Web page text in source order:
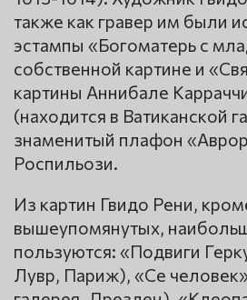
также как гравер им были
эстампы «Богоматерь с
собственной картине и
картины Аннибале
(находится в Ватиканской
знаменитый плафон
Роспильози.
Из картин Гвидо Рени,
вышеупомянутых,
пользуются: «Подвиги
Лувр, Париж), «Се